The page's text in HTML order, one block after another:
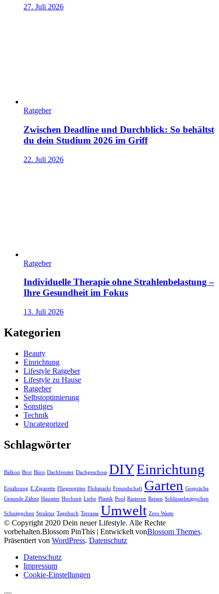
27. Juli 2026
Ratgeber
Zwischen Deadline und Durchblick: So behältst
du dein Studium 2026 im Griff
22. Juli 2026
Ratgeber
Individuelle Therapie ohne Strahlenbelastung –
Ihre Gesundheit im Fokus
13. Juli 2026
Kategorien
Beauty
Einrichtung
Lifestyle Ratgeber
Lifestyle zu Hause
Ratgeber
Selbstoptimierung
Sonstiges
Technik
Uncategorized
Schlagwörter
Balkon Brot Büro Dachfenster Dachgeschoss DIYEinrichtung
Ernährung E Zigarette Fliegengitter Flohmarkt Freundschaft Garten Gespräche
Gesunde Zähne Haustier Hochzeit Liebe Plastik Pool Rasieren Reisen Schlüsselmäppchen
Schnäppchen Struktur Tagebuch Terrasse Umwelt Zero Waste
© Copyright 2020 Dein neuer Lifestyle. Alle Rechte
vorbehalten.Blossom PinThis | Entwickelt vonBlossom Themes.
Präsentiert von WordPress. Datenschutz
Datenschutz
Impressum
Cookie-Einstellungen